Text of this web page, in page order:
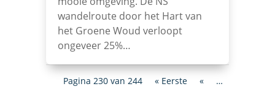
wandelroute door het Hart van
het Groene Woud verloopt
ongeveer 25%…
Pagina 230 van 244 « Eerste «
…